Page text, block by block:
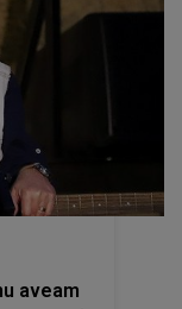
aveam